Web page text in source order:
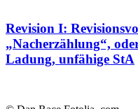
Revision I:
„Nacherzählung“,
Ladung, unfähige StA